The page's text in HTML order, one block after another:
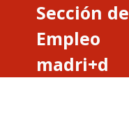
Sección de
Empleo
madri+d